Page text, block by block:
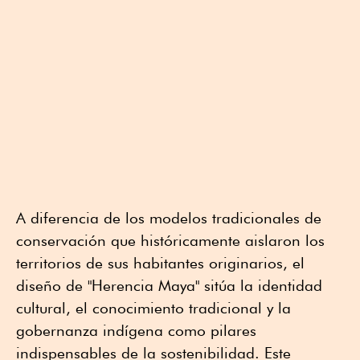
A diferencia de los modelos tradicionales de
conservación que históricamente aislaron los
territorios de sus habitantes originarios, el
diseño de "Herencia Maya" sitúa la identidad
cultural, el conocimiento tradicional y la
gobernanza indígena como pilares
indispensables de la sostenibilidad. Este